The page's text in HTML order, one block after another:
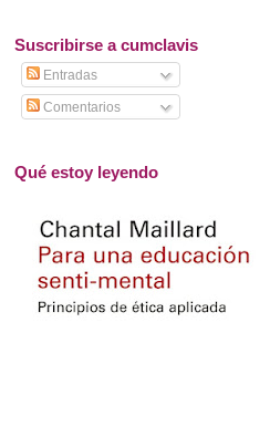
Suscribirse a cumclavis
Entradas
Comentarios
Qué estoy leyendo